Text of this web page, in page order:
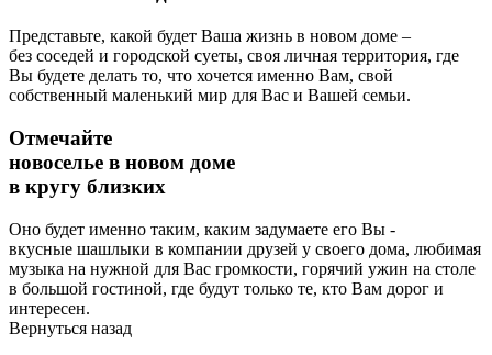
Представьте, какой будет Ваша жизнь в новом доме –
без соседей и городской суеты, своя личная территория, где
Вы будете делать то, что хочется именно Вам, свой
собственный маленький мир для Вас и Вашей семьи.
Отмечайте
новоселье в новом доме
в кругу близких
Оно будет именно таким, каким задумаете его Вы -
вкусные шашлыки в компании друзей у своего дома, любимая
музыка на нужной для Вас громкости, горячий ужин на столе
в большой гостиной, где будут только те, кто Вам дорог и
интересен.
Вернуться назад